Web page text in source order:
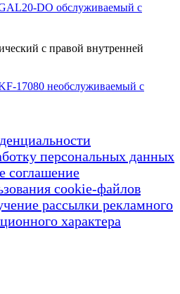
DO обслуживаемый с
17080 необслуживаемый с
персональных данных
соглашение
cookie-файлов
рассылки рекламного
характера